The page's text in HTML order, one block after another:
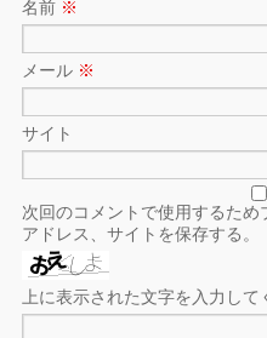
名前 ※
メール ※
サイト
次回のコメントで使用するた
アドレス、サイトを保存する。
上に表示された文字を入力して